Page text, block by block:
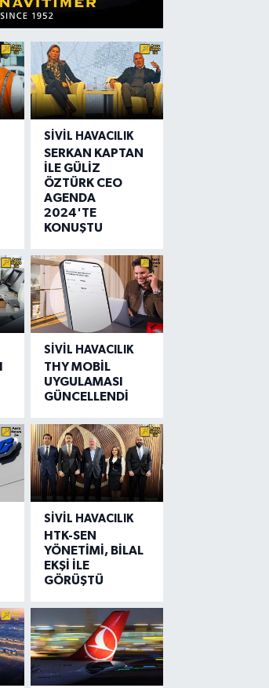
SIVIL HAVACILIK
SERKAN KAPTAN
İLE GÜLİZ
ÖZTÜRK CEO
AGENDA
2024'TE
KONUŞTU
SIVIL HAVACILIK
THY MOBİL
UYGULAMASI
GÜNCELLENDİ
SIVIL HAVACILIK
HTK-SEN
YÖNETİMİ, BİLAL
EKŞİ İLE
GÖRÜŞTÜ